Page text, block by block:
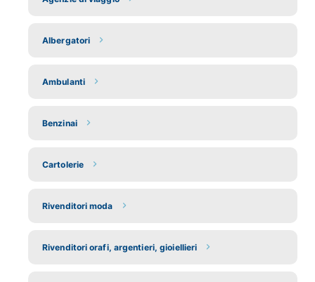
Albergatori
Ambulanti
Benzinai
Cartolerie
Rivenditori moda
Rivenditori orafi, argentieri, gioiellieri